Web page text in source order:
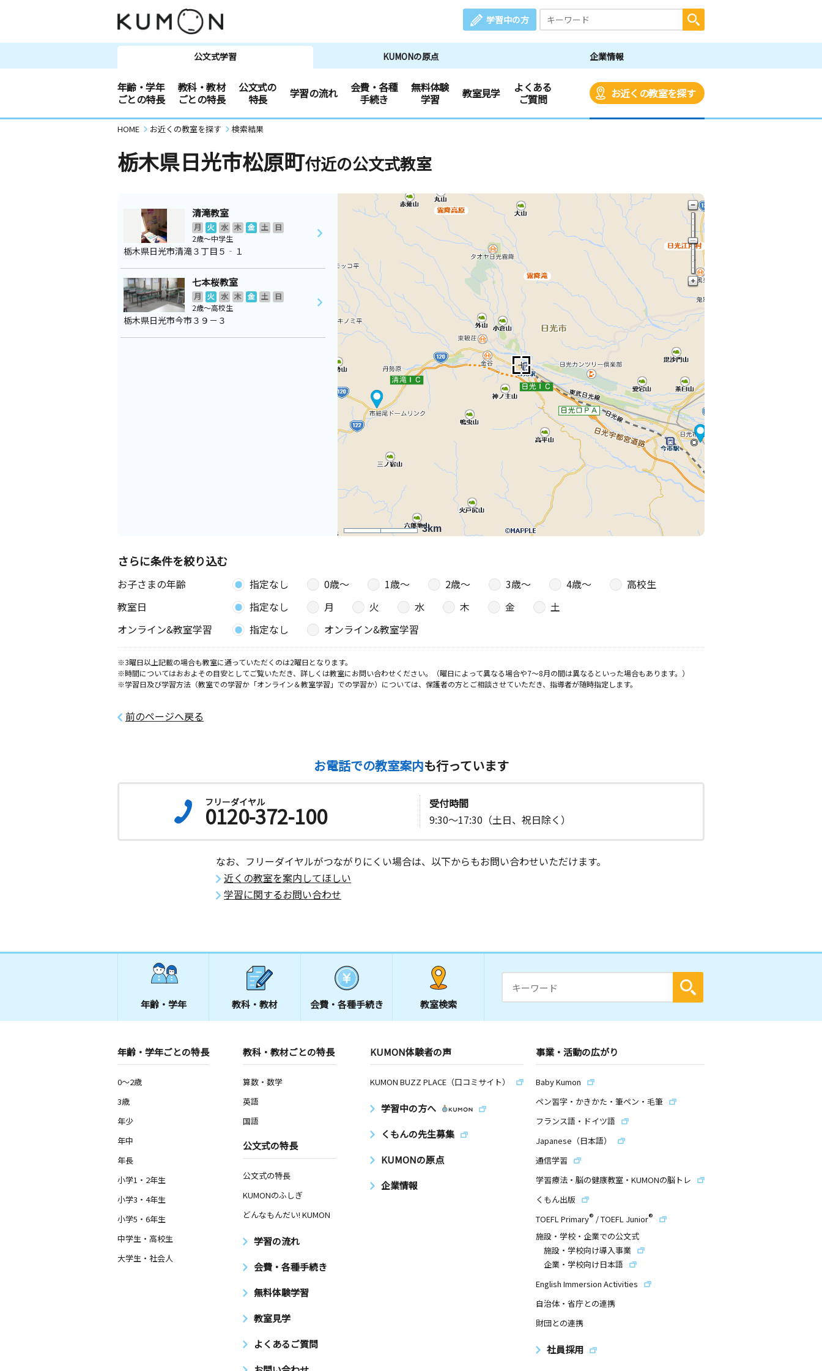
学習中の方
公文式学習 KUMONの原点 企業情報
年齢・学年
ごとの特長
教科・教材
ごとの特長
公文式の
特長
学習の流れ
会費・各種
手続き
無料体験
学習
教室見学
よくある
ご質問
お近くの教室を探す
HOME お近くの教室を探す 検索結果
栃木県日光市松原町付近の公文式教室
3km
清滝教室
月 火 水 木 金 土
日
2歳～中学生
栃木県日光市清滝３丁目５‐１
七本桜教室
月 火 水 木 金 土
日
2歳～高校生
栃木県日光市今市３９－３
さらに条件を絞り込む
お子さまの年齢 指定なし 0歳〜 1歳〜 2歳〜 3歳〜 4歳〜
高校生
教室日
指定なし 月 火 水 木 金
土
オンライン&教室学習
指定なし オンライン&教室学習
※3曜日以上記載の場合も教室に通っていただくのは2曜日となります。
※時間についてはおおよその目安としてご覧いただき、詳しくは教室にお問い合わせください。（曜日によって異なる場合や7～8月の間は異なるといった場合もあります。）
※学習日及び学習方法（教室での学習か「オンライン＆教室学習」での学習か）については、保護者の方とご相談させていただき、指導者が随時指定します。
前のページへ戻る
お電話での教室案内も行っています
フリーダイヤル
0120-372-100
受付時間
9:30～17:30（土日、祝日除く）
なお、フリーダイヤルがつながりにくい場合は、以下からもお問い合わせいただけます。
近くの教室を案内してほしい
学習に関するお問い合わせ
年齢・学年 教科・教材 会費・ 各種手続き 教室検索
年齢・学年ごとの特長
0～2歳
3歳
年少
年中
年長
小学1・2年生
小学3・4年生
小学5・6年生
中学生・高校生
大学生・社会人
教科・教材ごとの特長
算数・数学
英語
国語
公文式の特長
公文式の特長
KUMONのふしぎ
どんなもんだい! KUMON
学習の流れ
会費・各種手続き
無料体験学習
教室見学
よくあるご質問
KUMON体験者の声
KUMON BUZZ PLACE（口コミサイト）
学習中の方へ
くもんの先生募集
KUMONの原点
企業情報
事業・活動の広がり
Baby Kumon
ペン習字・かきかた・筆ペン・毛筆
フランス語・ドイツ語
Japanese（日本語）
通信学習
学習療法・脳の健康教室・KUMONの脳トレ
くもん出版
TOEFL Primary® /TOEFL Junior®
施設・学校・企業での公文式
施設・学校向け導入事業
企業・学校向け日本語
English Immersion Activities
自治体・省庁との連携
財団との連携
社員採用